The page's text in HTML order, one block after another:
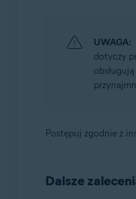
UWAGA:
dotyczy
Postępuj zgodnie z
Dalsze